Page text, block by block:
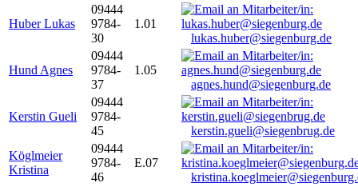
Huber Lukas
09444
9784-
30
1.01
lukas.huber@siegenburg.de
Hund Agnes
09444
9784-
37
1.05
agnes.hund@siegenburg.de
Kerstin Gueli
09444
9784-
45
kerstin.gueli@siegenbrug.de
Köglmeier
Kristina
09444
9784-
46
E.07